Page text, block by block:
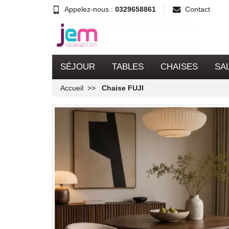
Appelez-nous : 0329658861 Contact
SÉJOUR TABLES CHAISES
Accueil Chaise FUJI